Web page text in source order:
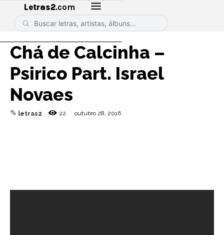
Letras2.com
Chá de Calcinha –
Psirico Part. Israel
Novaes
✎ letras2 22 outubro 28, 2016